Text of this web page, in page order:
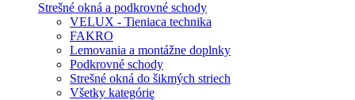
Strešné okná a podkrovné schody
VELUX - Tieniaca technika
FAKRO
Lemovania a montážne doplnky
Podkrovné schody
Strešné okná do šikmých striech
Všetky kategórie